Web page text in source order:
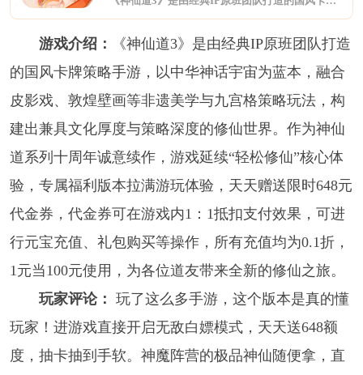
游戏介绍：
《神仙道3》是由经典IP原班团队打造
的国风卡牌策略手游，以中华神话宇宙为蓝本，融合
皮影戏、敦煌壁画等非遗美学与九宫格策略玩法，构
建出兼具文化厚度与策略深度的修仙世界。作为神仙
道系列十周年诚意续作，游戏延续“轻松修仙”核心体
验，专属福利版本拉满游玩体验，天天赠送限时648元
代金券，代金券可在游戏内1：1抵扣支付效果，可进
行元宝充值、礼包购买等操作，所有充值均为0.1折，
1元当100元使用，为各位道友带来全新的修仙之旅。
玩家评论： 玩了这么多手游，这个版本是真的懂
玩家！进游戏直接开启无敌白嫖模式，天天送648额
度，抽卡抽到手软。神魔阵营的极品神仙随便拿，直